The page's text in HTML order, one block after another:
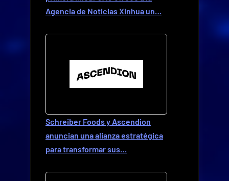
Agencia de Noticias Xinhua un…
Schreiber Foods y Ascendion
anuncian una alianza estratégica
para transformar sus…